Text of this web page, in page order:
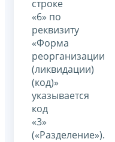
строке
«6» по
реквизиту
«Форма
реорганизации
(ликвидации)
(код)»
указывается
код
«3»
(«Разделение»).